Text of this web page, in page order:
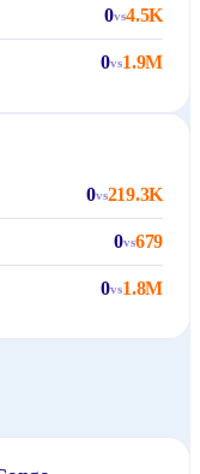
0vs4.5K
0vs1.9M
0vs219.3K
0vs679
0vs1.8M